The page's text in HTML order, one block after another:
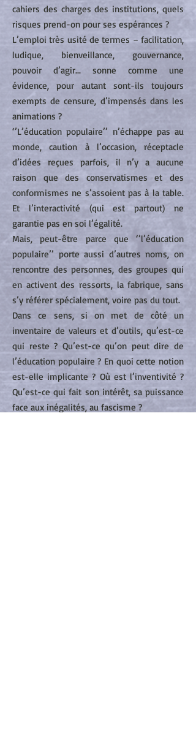
cahiers des charges des institutions, quels
risques prend-on pour ses espérances ?
L’emploi très usité de termes – facilitation,
ludique, bienveillance, gouvernance,
pouvoir d’agir... sonne comme une
évidence, pour autant sont-ils toujours
exempts de censure, d’impensés dans les
animations ?
‘’L’éducation populaire’’ n’échappe pas au
monde, caution à l’occasion, réceptacle
d’idées reçues parfois, il n’y a aucune
raison que des conservatismes et des
conformismes ne s’assoient pas à la table.
Et l’interactivité (qui est partout) ne
garantie pas en soi l’égalité.
Mais, peut-être parce que ‘’l’éducation
populaire’’ porte aussi d’autres noms, on
rencontre des personnes, des groupes qui
en activent des ressorts, la fabrique, sans
s’y référer spécialement, voire pas du tout.
Dans ce sens, si on met de côté un
inventaire de valeurs et d’outils, qu’est-ce
qui reste ? Qu’est-ce qu’on peut dire de
l’éducation populaire ? En quoi cette notion
est-elle implicante ? Où est l’inventivité ?
Qu’est-ce qui fait son intérêt, sa puissance
face aux inégalités, au fascisme ?